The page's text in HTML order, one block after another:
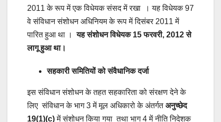
2011 के रूप में एक विधेयक संसद में रखा । यह विधेयक 97
वे संविधान संशोधन अधिनियम के रूप में दिसंबर 2011 में
पारित हुआ था ।यह संशोधन विधेयक 15 फरवरी, 2012 से
लागू हुआ था।
सहकारी समितियों को संवैधानिक दर्जा
इस संविधान संशोधन के तहत सहकारिता को संरक्षण देने के
लिए संविधान के भाग 3 में मूल अधिकारो के अंतर्गतअनुच्छेद
19(1)(c)में संशोधन किया गया तथा भाग 4 में नीति निदेशक